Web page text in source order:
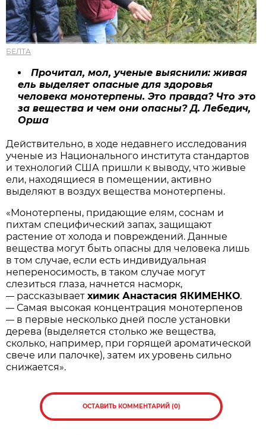
БЕЛТА
Прочитал, мол, ученые выяснили: живая
ель выделяет опасные для здоровья
человека монотерпены. Это правда? Что это
за вещества и чем они опасны? Д. Лебедич,
Орша
Действительно, в ходе недавнего исследования
ученые из Национального института стандартов
и технологий США пришли к выводу, что живые
ели, находящиеся в помещении, активно
выделяют в воздух вещества монотерпены.
«Монотерпены, придающие елям, соснам и
пихтам специфический запах, защищают
растение от холода и повреждений. Данные
вещества могут быть опасны для человека лишь
в том случае, если есть индивидуальная
непереносимость, в таком случае могут
слезиться глаза, начнется насморк,
— рассказываетхимик Анастасия ЯКИМЕНКО.
— Самая высокая концентрация монотерпенов
— в первые несколько дней после установки
дерева (выделяется столько же вещества,
сколько, например, при горящей ароматической
свече или палочке), затем их уровень сильно
снижается».
ОСТАВИТЬ КОММЕНТАРИЙ (0)